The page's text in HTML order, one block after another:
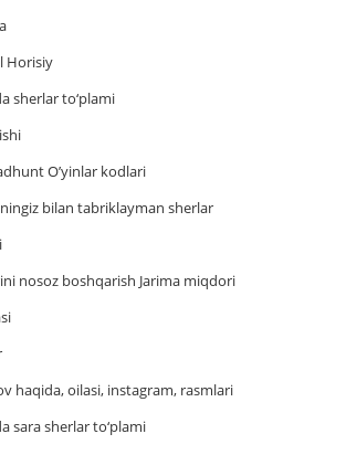
Horisiy
sherlar to‘plami
O’yinlar kodlari
bilan tabriklayman sherlar
nosoz boshqаrish Jаrimа miqdori
haqida, oilasi, instagram, rasmlari
sara sherlar to‘plami